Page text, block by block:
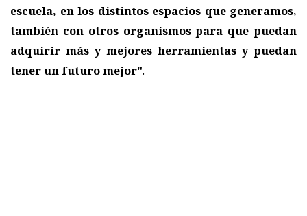
escuela, en los distintos espacios que generamos,
también con otros organismos para que puedan
adquirir más y mejores herramientas y puedan
tener un futuro mejor".